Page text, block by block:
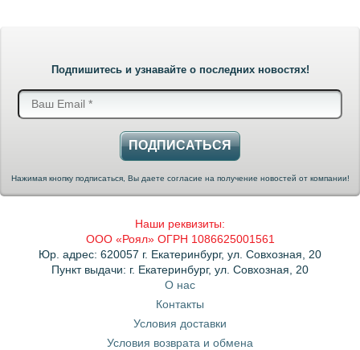
Подпишитесь и узнавайте о последних новостях!
ПОДПИСАТЬСЯ
Нажимая кнопку подписаться, Вы даете согласие на получение новостей от компании!
Наши реквизиты:
ООО «Роял» ОГРН 1086625001561
Юр. адрес: 620057 г. Екатеринбург, ул. Совхозная, 20
Пункт выдачи: г. Екатеринбург, ул. Совхозная, 20
О нас
Контакты
Условия доставки
Условия возврата и обмена